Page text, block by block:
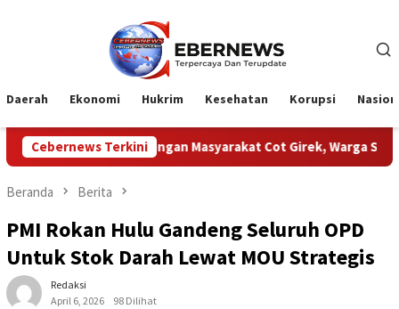
Daerah Ekonomi Hukrim Kesehatan Korupsi
Cebernews Terkini
Dengan Masyarakat Cot Girek, Warga Sampaikan Apresiasi
Beranda Berita
PMI Rokan Hulu Gandeng Seluruh OPD
Untuk Stok Darah Lewat MOU Strategis
Redaksi
April 6, 2026
98 Dilihat